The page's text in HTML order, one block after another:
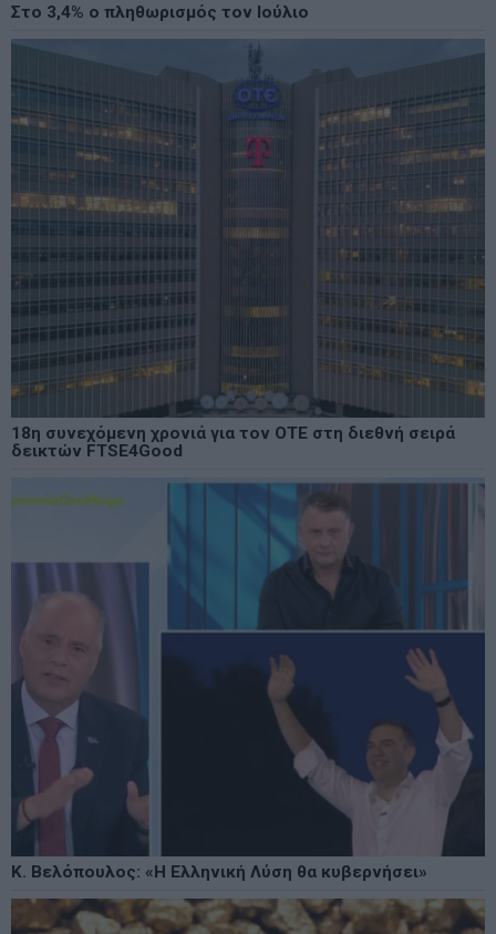
Στο 3,4% ο πληθωρισμός τον Ιούλιο
18η συνεχόμενη χρονιά για τον ΟΤΕ στη διεθνή σειρά
δεικτών FTSE4Good
Κ. Βελόπουλος: «Η Ελληνική Λύση θα κυβερνήσει»